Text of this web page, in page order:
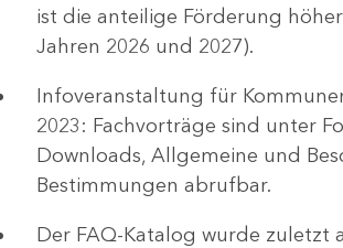
ist die anteilige Förderung
Jahren 2026 und 2027).
Infoveranstaltung für
2023: Fachvorträge sind unter
Downloads, Allgemeine und
Bestimmungen abrufbar.
Der FAQ-Katalog wurde zuletzt